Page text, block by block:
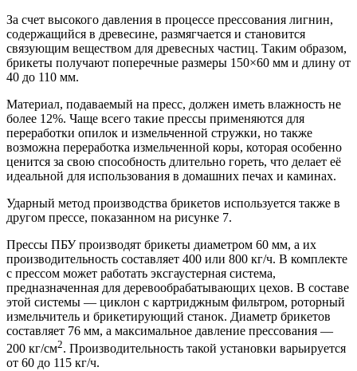
За счет высокого давления в процессе прессования лигнин,
содержащийся в древесине, размягчается и становится
связующим веществом для древесных частиц. Таким образом,
брикеты получают поперечные размеры 150×60 мм и длину от
40 до 110 мм.
Материал, подаваемый на пресс, должен иметь влажность не
более 12%. Чаще всего такие прессы применяются для
переработки опилок и измельченной стружки, но также
возможна переработка измельченной коры, которая особенно
ценится за свою способность длительно гореть, что делает её
идеальной для использования в домашних печах и каминах.
Ударный метод производства брикетов используется также в
другом прессе, показанном на рисунке 7.
Прессы ПБУ производят брикеты диаметром 60 мм, а их
производительность составляет 400 или 800 кг/ч. В комплекте
с прессом может работать эксгаустерная система,
предназначенная для деревообрабатывающих цехов. В составе
этой системы — циклон с картриджным фильтром, роторный
измельчитель и брикетирующий станок. Диаметр брикетов
составляет 76 мм, а максимальное давление прессования —
200 кг/см2. Производительность такой установки варьируется
от 60 до 115 кг/ч.